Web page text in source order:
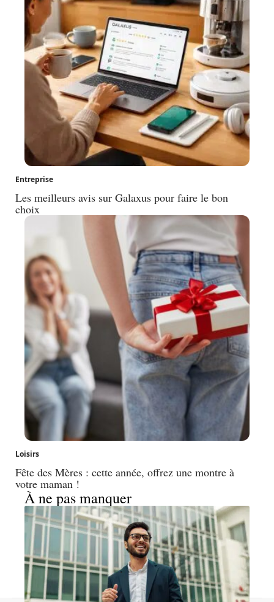
Entreprise
Les meilleurs avis sur Galaxus pour faire le bon
choix
Loisirs
Fête des Mères : cette année, offrez une montre à
votre maman !
À ne pas manquer